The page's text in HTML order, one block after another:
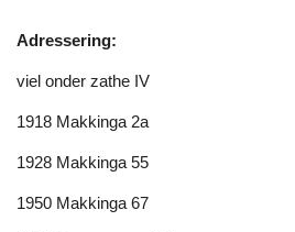
Adressering:
viel onder zathe IV
1918 Makkinga 2a
1928 Makkinga 55
1950 Makkinga 67